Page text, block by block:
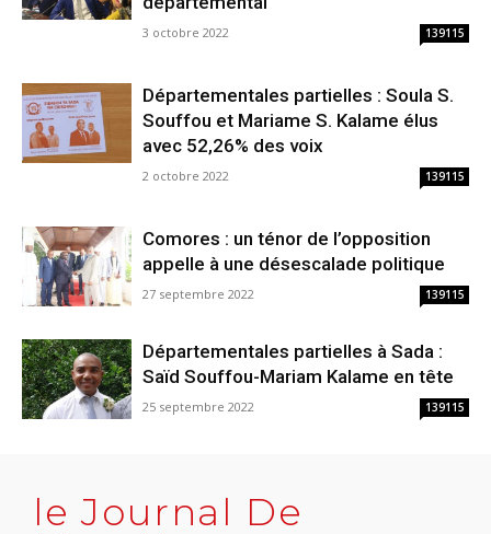
3 octobre 2022 139115
Départementales partielles : Soula S.
Souffou et Mariame S. Kalame élus
avec 52,26% des voix
2 octobre 2022 139115
Comores : un ténor de l’opposition
appelle à une désescalade politique
27 septembre 2022 139115
Départementales partielles à Sada :
Saïd Souffou-Mariam Kalame en tête
25 septembre 2022 139115
le Journal De